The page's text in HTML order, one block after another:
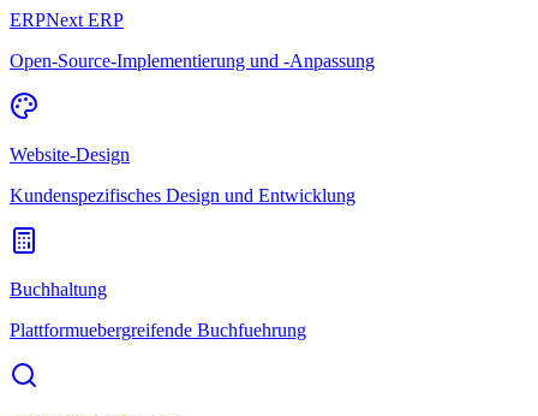
ERPNext ERP
Open-Source-Implementierung und -Anpassung
Website-Design
Kundenspezifisches Design und Entwicklung
Buchhaltung
Plattformuebergreifende Buchfuehrung